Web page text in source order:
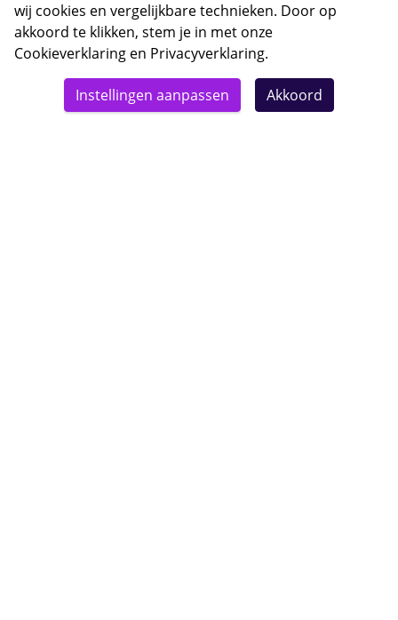
© 2026 Bebsy.nl
wij cookies en vergelijkbare technieken. Door op
akkoord te klikken, stem je in met onze
Cookieverklaring en Privacyverklaring.
Instellingen aanpassen Akkoord